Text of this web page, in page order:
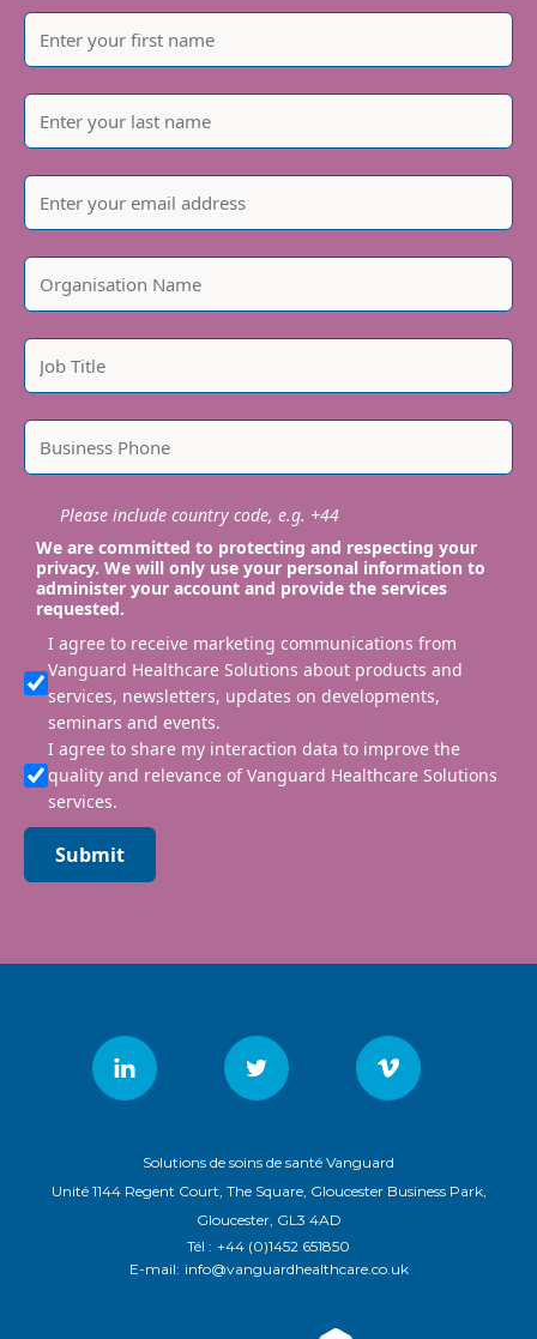
Please include country code, e.g. +44
We are committed to protecting and respecting your
privacy. We will only use your personal information to
administer your account and provide the services
requested.
I agree to receive marketing communications from
Vanguard Healthcare Solutions about products and
services, newsletters, updates on developments,
seminars and events.
I agree to share my interaction data to improve the
quality and relevance of Vanguard Healthcare Solutions
services.
Submit
Solutions de soins de santé Vanguard
Unité 1144 Regent Court, The Square, Gloucester Business Park,
Gloucester, GL3 4AD
Tél : +44 (0)1452 651850
E-mail: info@vanguardhealthcare.co.uk